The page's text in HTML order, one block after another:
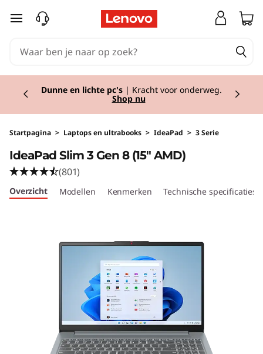
P
a
d
S
Ga naar de hoofdinhoud
Dunne en lichte pc's | Kracht voor onderweg.
Shop nu
Startpagina > Laptops en ultrabooks > IdeaPad > 3 Serie
IdeaPad Slim 3 Gen 8 (15" AMD)
(801)
Overzicht Modellen Kenmerken Technische specificaties